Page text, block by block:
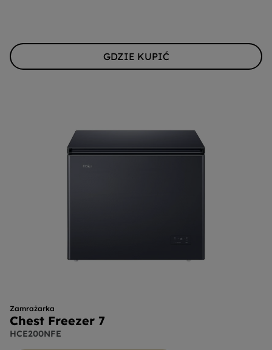
GDZIE KUPIĆ
Zamrażarka
Chest Freezer 7
HCE200NFE